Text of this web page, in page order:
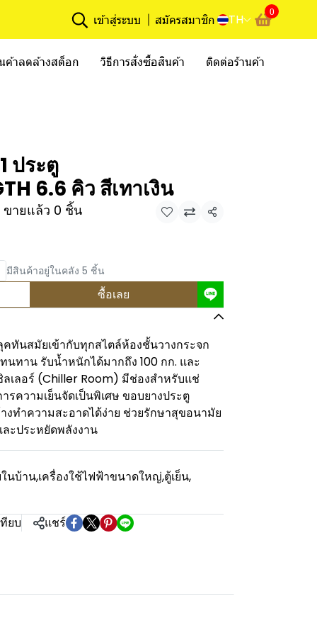
เข้าสู่ระบบ สมัครสมาชิก TH
0
ค้าลดล้างสต็อก วิธีการสั่งซื้อสินค้า ติดต่อร้านค้า
ประตู
6.6 คิว สีเทาเงิน
ขายแล้ว 0 ชิ้น
แชร์
มีสินค้าอยู่ในคลัง 5 ชิ้น
ซื้อเลย
ทันสมัยเข้ากับทุกสไตล์ห้องชั้นวางกระจก
ทาน รับน้ำหนักได้มากถึง 100 กก. และ
เลอร์ (Chiller Room) มีช่องสำหรับแช่
รความเย็นจัดเป็นพิเศษ ขอบยางประตู
งทำความสะอาดได้ง่าย ช่วยรักษาสุขอนามัย
ละประหยัดพลังงาน
นบ้าน,เครื่องใช้ไฟฟ้าขนาดใหญ่,ตู้เย็น,
ยบ แชร์